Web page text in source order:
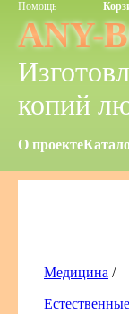
Помощь
ANY-
копий
О проекте
Медицина /